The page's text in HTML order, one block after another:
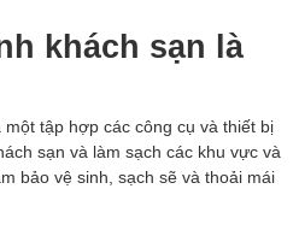
khách sạn là
một tập hợp các công cụ và thiết bị
sạn và làm sạch các khu vực và
bảo vệ sinh, sạch sẽ và thoải mái